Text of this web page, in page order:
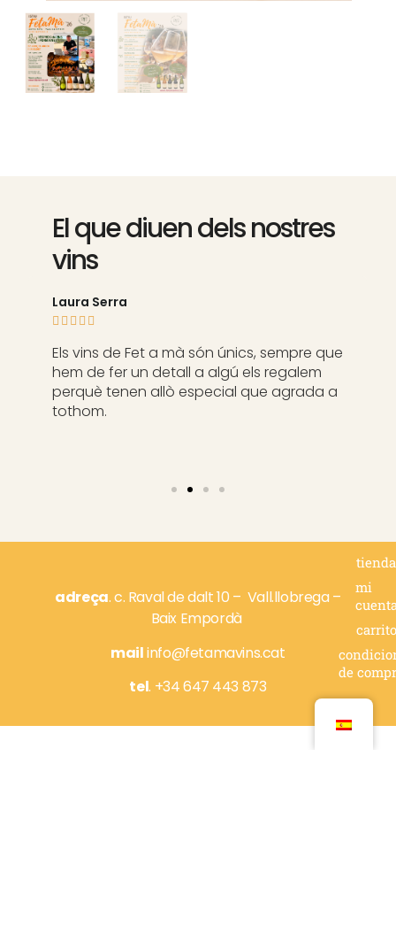
El que diuen dels nostres
vins
Laura Serra
    
Els vins de Fet a mà són únics, sempre que
hem de fer un detall a algú els regalem
perquè tenen allò especial que agrada a
tothom.
adreça. c. Raval de dalt 10 – Vall.llobrega –
Baix Empordà
mailinfo@fetamavins.cat
tel. +34 647 443 873
tienda
mi
carrito
de